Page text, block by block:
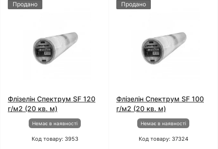
Продано
Флізелін Спектрум SF 120
г/м2 (20 кв. м)
Немає в наявності
Код товару: 3953
Продано
Флізелін Спектрум SF 100
г/м2 (20 кв. м)
Немає в наявності
Код товару: 37324